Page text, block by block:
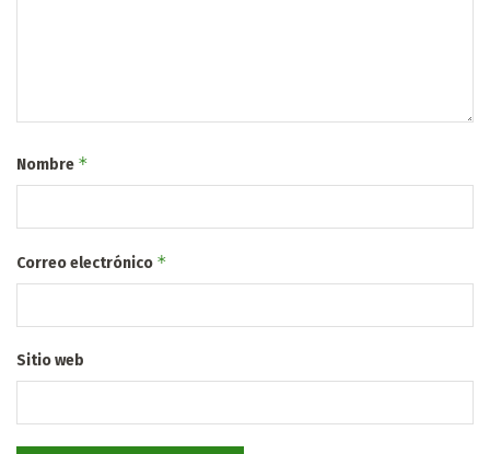
Nombre *
Correo electrónico *
Sitio web